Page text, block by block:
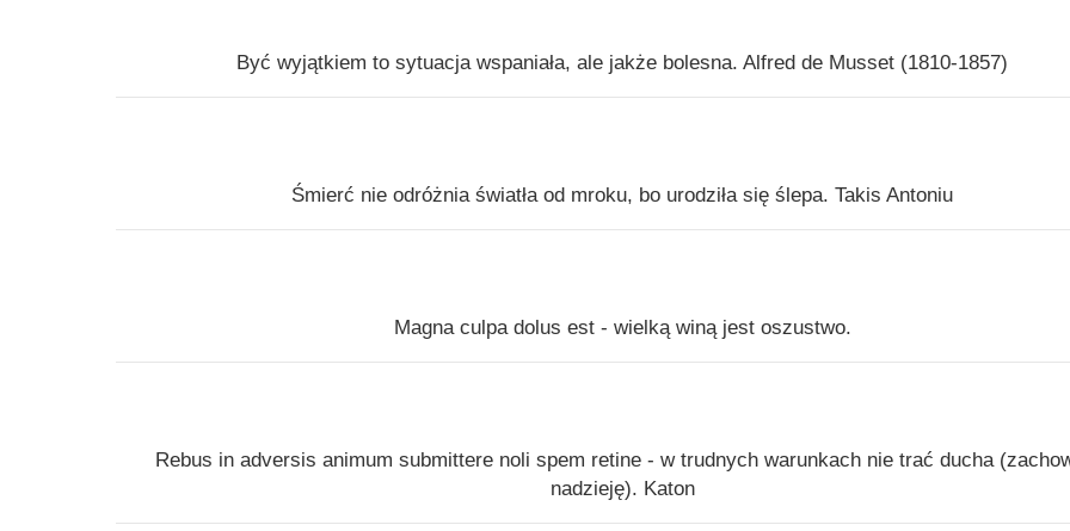
Być wyjątkiem to sytuacja wspaniała, ale jakże bolesna. Alfred de Musset (1810-1857)
Śmierć nie odróżnia światła od mroku, bo urodziła się ślepa. Takis Antoniu
Magna culpa dolus est - wielką winą jest oszustwo.
Rebus in adversis animum submittere noli spem retine - w trudnych warunkach nie trać ducha
nadzieję). Katon